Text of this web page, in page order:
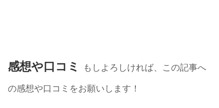
感想や口コミ
もしよろしければ、この記事へ
の感想や口コミをお願いします！